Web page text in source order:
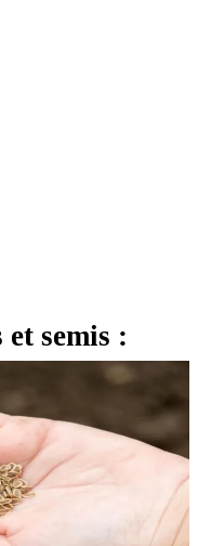
semis :